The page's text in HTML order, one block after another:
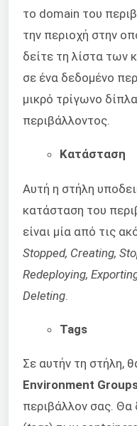
το domain του
την περιοχή στην
δείτε τη λίστα των
σε ένα δεδομένο
μικρό τρίγωνο
περιβάλλοντος.
Κατάσταση
Αυτή η στήλη
κατάσταση του
είναι μία από τις
Stopped, Creating,
Redeploying,
Deleting
Tags
Σε αυτήν τη στήλη,
Environment
περιβάλλον σας. Θα